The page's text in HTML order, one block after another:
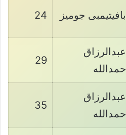
بافيتيمبى جوميز 24
عبدالرزاق
حمدالله
29
عبدالرزاق
حمدالله
35